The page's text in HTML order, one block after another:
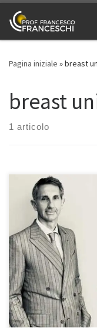
Passa al contenuto
Pagina iniziale »breast
breast
1 articolo
Tumore alla
“Sport e Salute”, la
ogni martedì alle
ospite d’onore: la
Ricostruttivo della